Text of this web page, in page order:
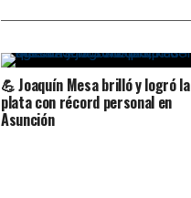
💪 Joaquín Mesa brilló y logró la
plata con récord personal en
Asunción